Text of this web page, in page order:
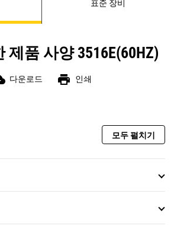
표준 장비
제품 사양 3516E(60HZ)
다운로드 print 인쇄
모두 펼치기